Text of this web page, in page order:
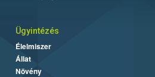
Ügyintézés
Élelmiszer
Állat
Növény